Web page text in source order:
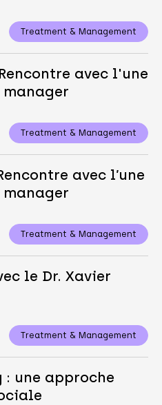
Treatment & Management
avec l'une
manager
Treatment & Management
avec l’une
manager
Treatment & Management
le Dr. Xavier
Treatment & Management
: une approche